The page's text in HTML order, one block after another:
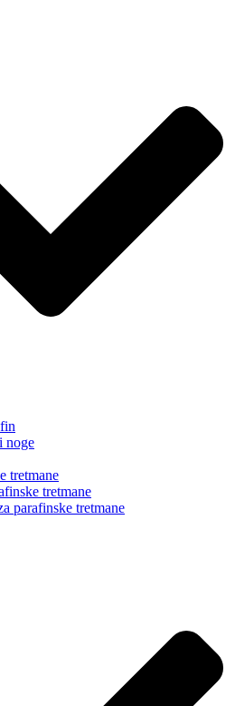
noge
tretmane
tretmane
parafinske tretmane